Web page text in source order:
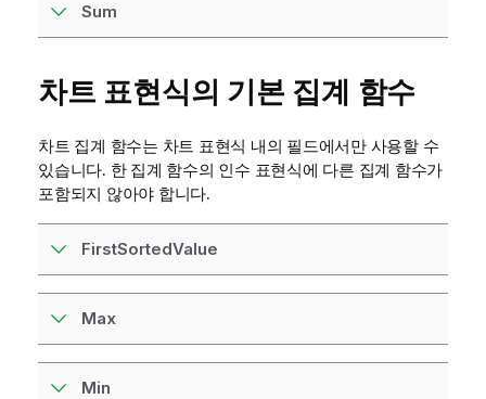
Sum
차트 표현식의 기본 집계 함수
차트 집계 함수는 차트 표현식 내의 필드에서만 사용할 수
있습니다. 한 집계 함수의 인수 표현식에 다른 집계 함수가
포함되지 않아야 합니다.
FirstSortedValue
Max
Min